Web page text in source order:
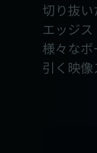
切り抜
エッジス
様々な
引く映